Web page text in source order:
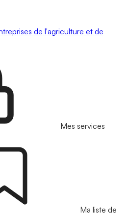
de l'agriculture et de
Mes services
Ma liste de